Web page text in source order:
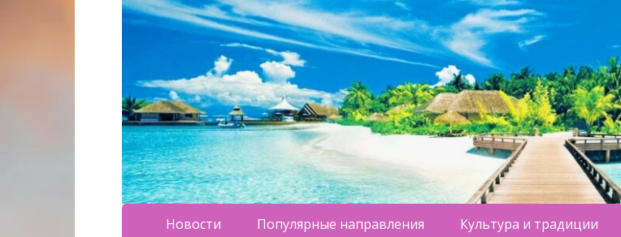
Новости Популярные направления Культура и традиции